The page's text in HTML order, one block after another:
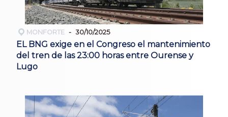
MONFORTE 30/10/2025
EL BNG exige en el Congreso el mantenimiento
del tren de las 23:00 horas entre Ourense y
Lugo